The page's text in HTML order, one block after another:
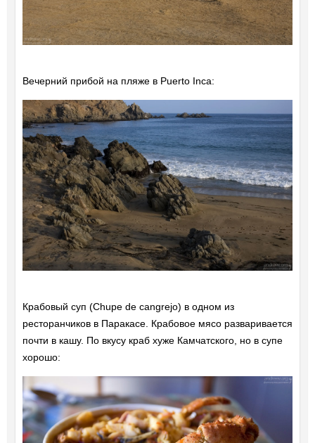
Вечерний прибой на пляже в Puerto Inca:
Крабовый суп (Chupe de cangrejo) в одном из
ресторанчиков в Паракасе. Крабовое мясо разваривается
почти в кашу. По вкусу краб хуже Камчатского, но в супе
хорошо: